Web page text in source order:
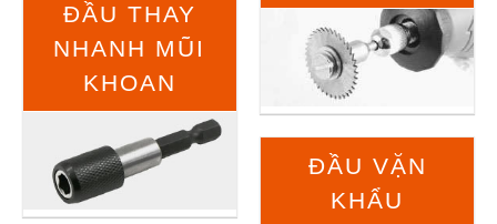
ĐẦU THAY
NHANH MŨI
KHOAN
ĐẦU VẶN
KHẨU